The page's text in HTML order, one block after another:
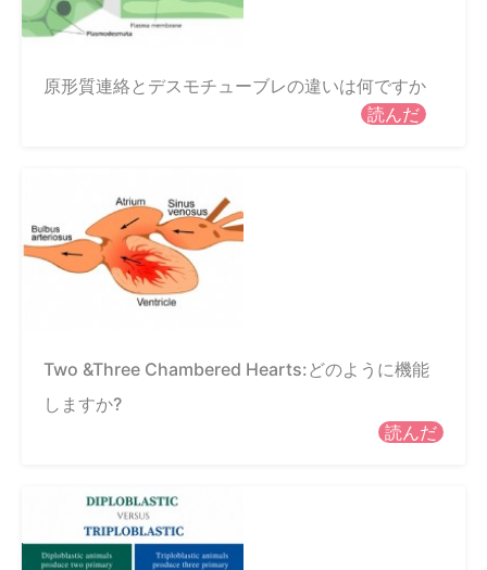
原形質連絡とデスモチューブレの違いは何ですか
読んだ
Two &Three Chambered Hearts:どのように機能
しますか?
読んだ